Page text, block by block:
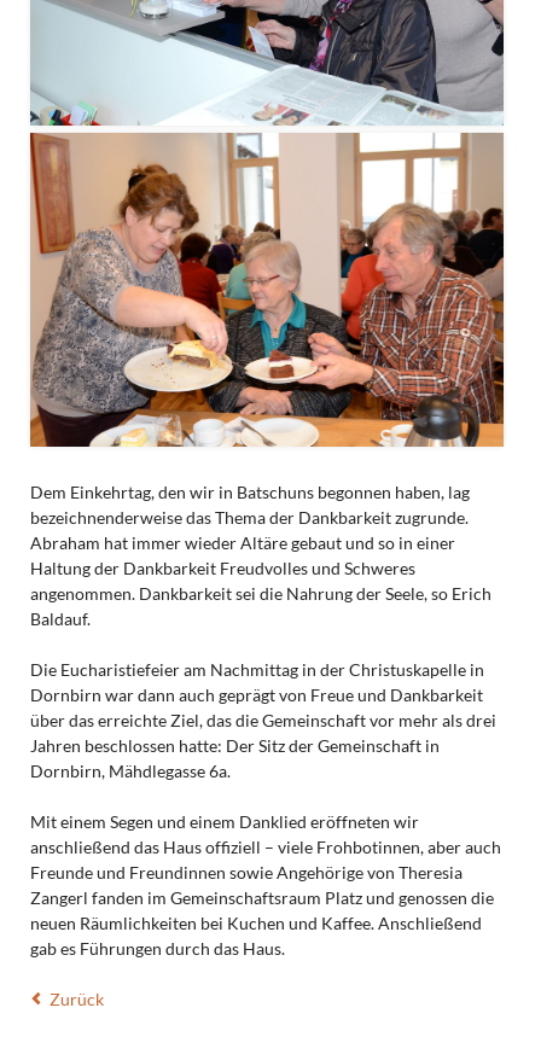
Dem Einkehrtag, den wir in Batschuns begonnen haben, lag
bezeichnenderweise das Thema der Dankbarkeit zugrunde.
Abraham hat immer wieder Altäre gebaut und so in einer
Haltung der Dankbarkeit Freudvolles und Schweres
angenommen. Dankbarkeit sei die Nahrung der Seele, so Erich
Baldauf.
Die Eucharistiefeier am Nachmittag in der Christuskapelle in
Dornbirn war dann auch geprägt von Freue und Dankbarkeit
über das erreichte Ziel, das die Gemeinschaft vor mehr als drei
Jahren beschlossen hatte: Der Sitz der Gemeinschaft in
Dornbirn, Mähdlegasse 6a.
Mit einem Segen und einem Danklied eröffneten wir
anschließend das Haus offiziell – viele Frohbotinnen, aber auch
Freunde und Freundinnen sowie Angehörige von Theresia
Zangerl fanden im Gemeinschaftsraum Platz und genossen die
neuen Räumlichkeiten bei Kuchen und Kaffee. Anschließend
gab es Führungen durch das Haus.
Zurück